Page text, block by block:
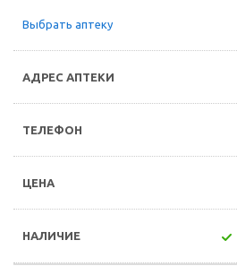
Выбрать аптеку